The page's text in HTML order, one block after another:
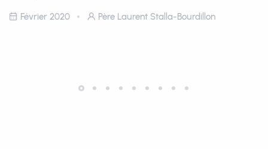
Février 2020 Père Laurent Stalla-Bourdillon